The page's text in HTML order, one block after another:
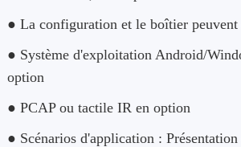
● La configuration et le boîtier peuvent
● Système d'exploitation Android/
option
● PCAP ou tactile IR en option
● Scénarios d'application :